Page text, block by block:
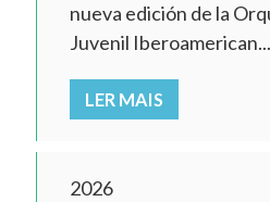
nueva edición de la
Juvenil Iberoamerican...
LER MAIS
2026